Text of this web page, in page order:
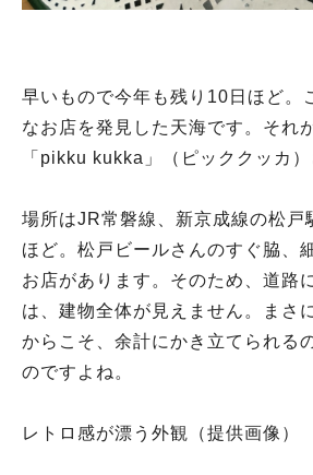
早いもので今年も残り10日ほど。
なお店を発見した天海です。それ
「pikku kukka」（ピッククッカ）
場所はJR常磐線、新京成線の松戸
ほど。松戸ビールさんのすぐ脇、
お店があります。そのため、道路
は、建物全体が見えません。まさ
からこそ、余計にかき立てられる
のですよね。
レトロ感が漂う外観（提供画像）